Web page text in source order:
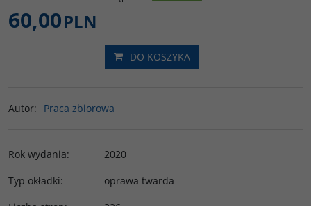
60,00PLN
DO KOSZYKA
Autor: Praca zbiorowa
Rok wydania:
2020
Typ okładki:
oprawa twarda